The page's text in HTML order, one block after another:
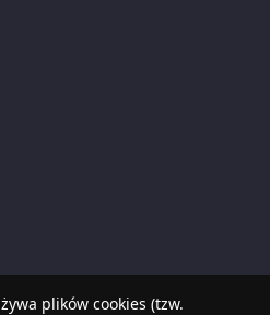
plików cookies (tzw.